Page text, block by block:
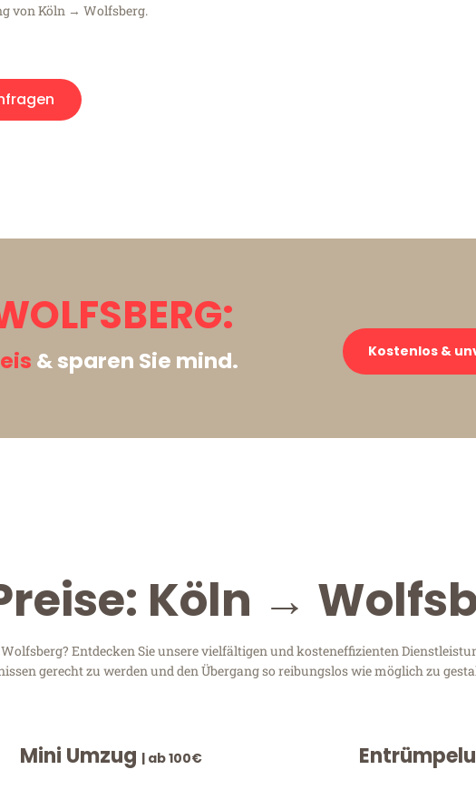
von Köln → Wolfsberg.
& sparen Sie mind.
Kostenlos &
Köln →
Entdecken Sie unsere vielfältigen und kosteneffizienten
gerecht zu werden und den Übergang so reibungslos wie möglich zu
Mini Umzug | ab 100€